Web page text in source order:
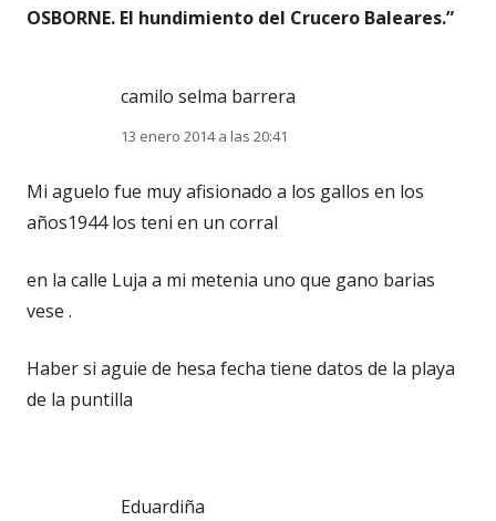
OSBORNE. El hundimiento del Crucero Baleares.”
camilo selma barrera
13 enero 2014 a las 20:41
Mi aguelo fue muy afisionado a los gallos en los
años1944 los teni en un corral
en la calle Luja a mi metenia uno que gano barias
vese .
Haber si aguie de hesa fecha tiene datos de la playa
de la puntilla
Eduardiña